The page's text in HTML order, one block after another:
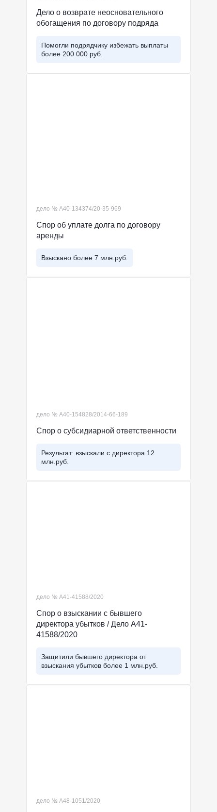
Дело о возврате неосновательного
обогащения по договору подряда
Помогли подрядчику избежать выплаты
более 200 000 руб.
дело № А40-134374/20-35-969
Спор об уплате долга по договору
аренды
Взыскано более 7 млн.руб.
дело № А40-154828/2014-66-189
Спор о субсидиарной ответственности
Результат: взыскали с директора 12
млн.руб.
дело № А41-41588/2020
Спор о взыскании с бывшего
директора убытков / Дело А41-
41588/2020
Защитили бывшего директора от
взыскания убытков более 1 млн.руб.
дело № А48-1051/2020